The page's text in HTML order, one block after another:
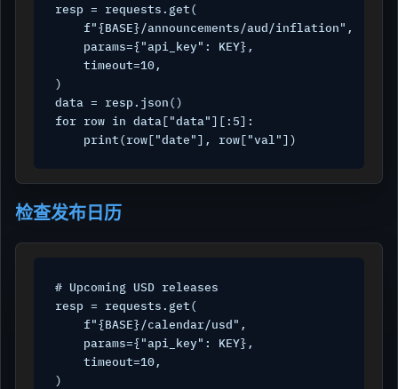
resp = requests.get(
    f"{BASE}/announcements/aud/inflation",
    params={"api_key": KEY},
    timeout=10,
)
data = resp.json()
for row in data["data"][:5]:
检查发布日历
# Upcoming USD releases
resp = requests.get(
    f"{BASE}/calendar/usd",
    params={"api_key": KEY},
    timeout=10,
)